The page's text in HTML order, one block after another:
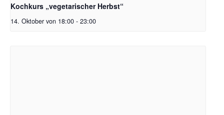
Kochkurs „vegetarischer Herbst“
14. Oktober von 18:00 - 23:00